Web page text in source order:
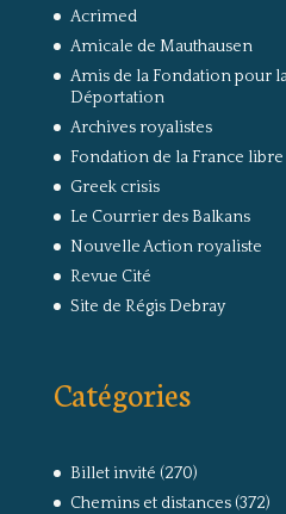
Acrimed
Amicale de Mauthausen
Amis de la Fondation pour
Déportation
Archives royalistes
Fondation de la France libre
Greek crisis
Le Courrier des Balkans
Nouvelle Action royaliste
Revue Cité
Site de Régis Debray
Catégories
Billet invité (270)
Chemins et distances(372)